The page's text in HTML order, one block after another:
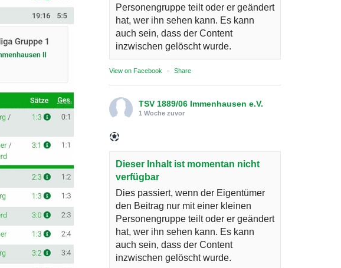
Personengruppe teilt oder er geändert
hat, wer ihn sehen kann. Es kann
auch sein, dass der Content
inzwischen gelöscht wurde.
View on Facebook · Share
TSV 1889/06 Immenhausen e.V.
1 Woche zuvor
Dieser Inhalt ist momentan nicht
verfügbar
Dies passiert, wenn der Eigentümer
den Beitrag nur mit einer kleinen
Personengruppe teilt oder er geändert
hat, wer ihn sehen kann. Es kann
auch sein, dass der Content
inzwischen gelöscht wurde.